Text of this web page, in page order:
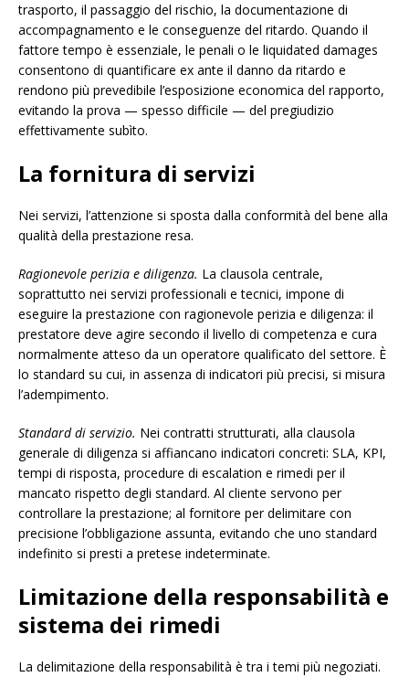
trasporto, il passaggio del rischio, la documentazione di
accompagnamento e le conseguenze del ritardo. Quando il
fattore tempo è essenziale, le penali o le liquidated damages
consentono di quantificare ex ante il danno da ritardo e
rendono più prevedibile l’esposizione economica del rapporto,
evitando la prova — spesso difficile — del pregiudizio
effettivamente subìto.
La fornitura di servizi
Nei servizi, l’attenzione si sposta dalla conformità del bene alla
qualità della prestazione resa.
Ragionevole perizia e diligenza. La clausola centrale,
soprattutto nei servizi professionali e tecnici, impone di
eseguire la prestazione con ragionevole perizia e diligenza: il
prestatore deve agire secondo il livello di competenza e cura
normalmente atteso da un operatore qualificato del settore. È
lo standard su cui, in assenza di indicatori più precisi, si misura
l’adempimento.
Standard di servizio. Nei contratti strutturati, alla clausola
generale di diligenza si affiancano indicatori concreti: SLA, KPI,
tempi di risposta, procedure di escalation e rimedi per il
mancato rispetto degli standard. Al cliente servono per
controllare la prestazione; al fornitore per delimitare con
precisione l’obbligazione assunta, evitando che uno standard
indefinito si presti a pretese indeterminate.
Limitazione della responsabilità e
sistema dei rimedi
La delimitazione della responsabilità è tra i temi più negoziati.